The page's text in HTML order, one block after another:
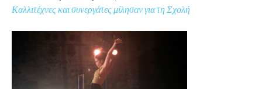
Καλλιτέχνες και συνεργάτες μίλησαν για τη Σχολή